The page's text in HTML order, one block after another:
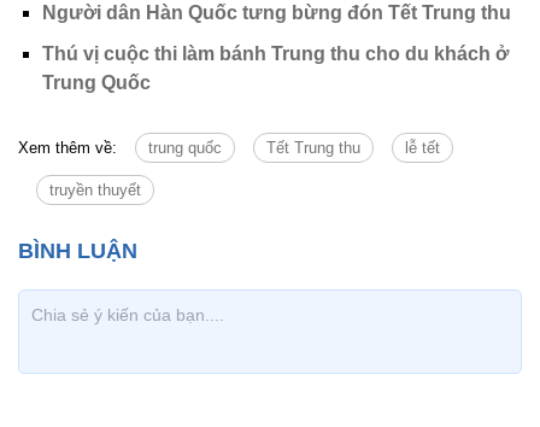
Người dân Hàn Quốc tưng bừng đón Tết Trung thu
Thú vị cuộc thi làm bánh Trung thu cho du khách ở
Trung Quốc
Xem thêm về: trung quốc Tết Trung thu lễ tết
truyền thuyết